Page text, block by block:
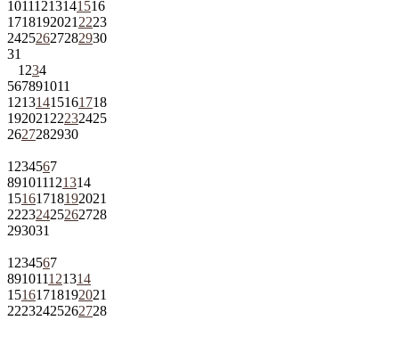
10111213141516
1718192021 2223
24252627282930
31
1 234
567891011
12131415161718
192021 22232425
2627282930
1 234567
891011121314
15161718192021
22232425262728
293031
1 234567
891011121314
15161718192021
22232425262728